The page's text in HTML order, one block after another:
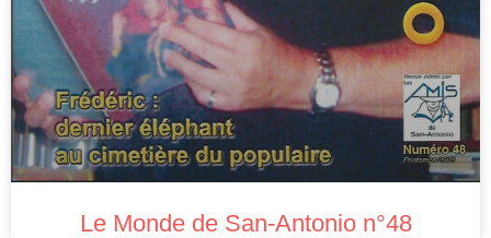
Le Monde de San-Antonio n°48